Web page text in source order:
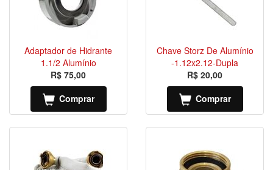
Adaptador de Hidrante
1.1/2 Alumínio
R$ 75,00
Comprar
Chave Storz De Alumínio
-1.12x2.12-Dupla
R$ 20,00
Comprar